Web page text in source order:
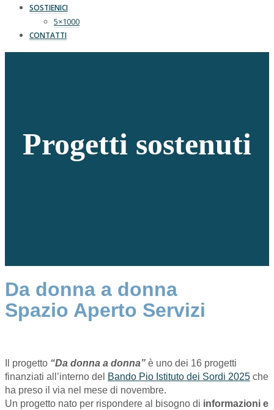
SOSTIENICI
5×1000
CONTATTI
Progetti sostenuti
Da donna a donna
Spazio Aperto Servizi
Il progetto “Da donna a donna” è uno dei 16 progetti
finanziati all’interno del Bando Pio Istituto dei Sordi 2025 che
ha preso il via nel mese di novembre.
Un progetto nato per rispondere al bisogno di informazioni e